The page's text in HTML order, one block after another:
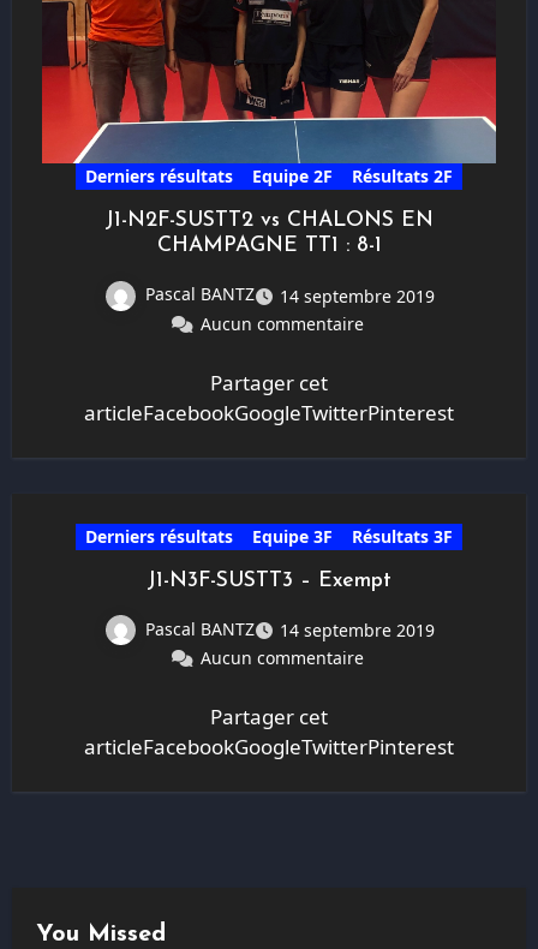
Derniers résultats Equipe 2F Résultats 2F
J1-N2F-SUSTT2 vs CHALONS EN
CHAMPAGNE TT1 : 8-1
Pascal BANTZ
14 septembre 2019
Aucun commentaire
Partager cet
articleFacebookGoogleTwitterPinterest
Derniers résultats Equipe 3F Résultats 3F
J1-N3F-SUSTT3 – Exempt
Pascal BANTZ
14 septembre 2019
Aucun commentaire
Partager cet
articleFacebookGoogleTwitterPinterest
You Missed